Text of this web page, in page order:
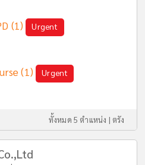
(1) Urgent
(1) Urgent
ทั้งหมด 5 ตำแหน่ง | ตรัง